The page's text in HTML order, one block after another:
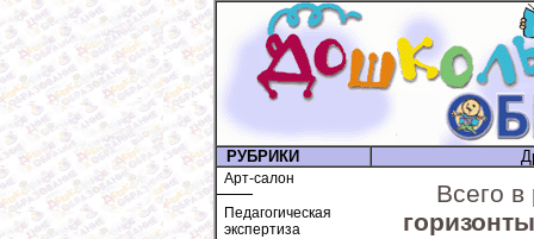
РУБРИКИ
Арт-салон
Педагогическая
экспертиза
Всего